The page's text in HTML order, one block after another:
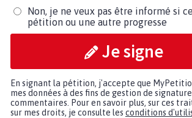
Non, je ne veux pas être informé si
pétition ou une autre progresse
Je signe
En signant la pétition, j'accepte que
mes données à des fins de gestion de
commentaires. Pour en savoir plus, sur ces
sur mes droits, je consulte les conditions